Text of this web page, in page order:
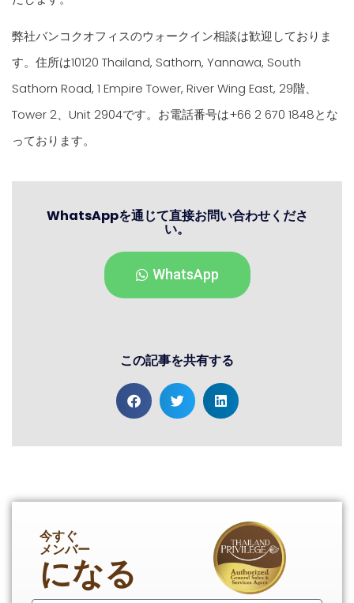
弊社バンコクオフィスのウォークイン相談は歓迎しておりま
す。住所は10120 Thailand, Sathorn, Yannawa, South
Sathorn Road, 1 Empire Tower, River Wing East, 29階、
Tower 2、Unit 2904です。お電話番号は+66 2 670 1848とな
っております。
WhatsAppを通じて直接お問い合わせくださ
い。
WhatsApp
この記事を共有する
今すぐ
メンバー
になる